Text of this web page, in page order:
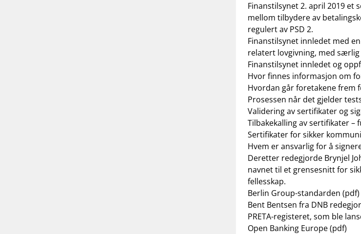
Finanstilsynet 2. april 2019 et
mellom tilbydere av
regulert av PSD 2.
Finanstilsynet innledet med
relatert lovgivning, med
Finanstilsynet innledet og
Hvor finnes informasjon om
Hvordan går foretakene frem
Prosessen når det gjelder
Validering av sertifikater og
Tilbakekalling av sertifikater
Sertifikater for sikker
Hvem er ansvarlig for å
Deretter redegjorde Brynjel
navnet til et grensesnitt for
fellesskap.
Berlin Group-standarden (pdf)
Bent Bentsen fra DNB
PRETA-registeret, som ble
Open Banking Europe(pdf)